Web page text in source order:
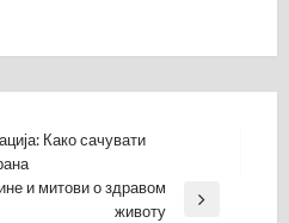
Како сачувати
и митови о здравом
животу